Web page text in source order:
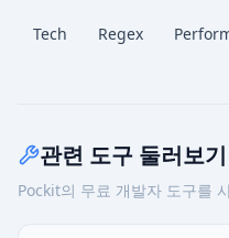
Tech Regex
관련 도구 둘러보기
Pockit의 무료 개발자 도구를